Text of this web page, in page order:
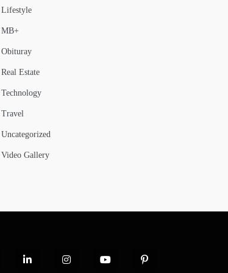
Lifestyle
MB+
Obituray
Real Estate
Technology
Travel
Uncategorized
Video Gallery